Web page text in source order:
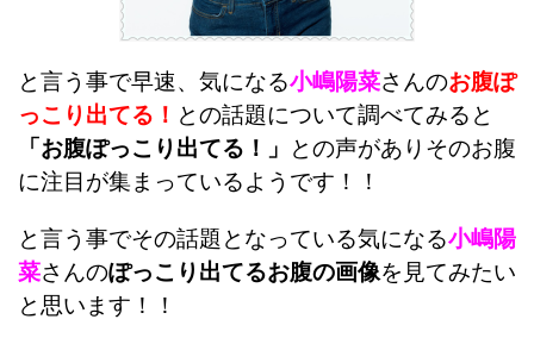
と言う事で早速、気になる小嶋陽菜さんのお腹ぽ
っこり出てる！ との話題について調べてみると
「お腹ぽっこり出てる！」
との声がありそのお腹
に注目が集まっているようです！！
と言う事でその話題となっている気になる小嶋陽
菜さんのぽっこり出てるお腹の画像を見てみたい
と思います！！